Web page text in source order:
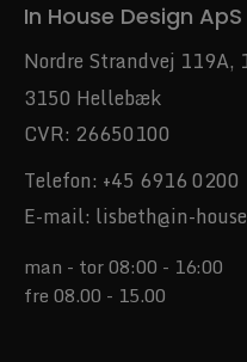
In House Design ApS
Nordre Strandvej 119A,
3150 Hellebæk
CVR: 26650100
Telefon: +45 6916 0200
E-mail: lisbeth@in-
man - tor 08:00 - 16:00
fre 08.00 - 15.00